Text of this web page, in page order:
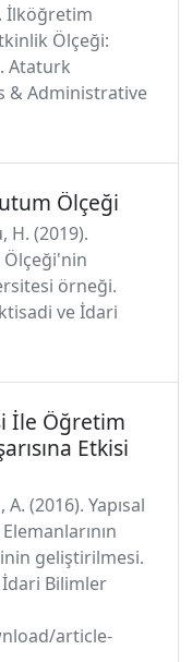
İlköğretim
Ölçeği:
Ataturk
& Administrative
Ölçeği
H. (2019).
Ölçeği'nin
örneği.
ve İdari
İle Öğretim
Etkisi
(2016). Yapısal
geliştirilmesi.
Bilimler
article-